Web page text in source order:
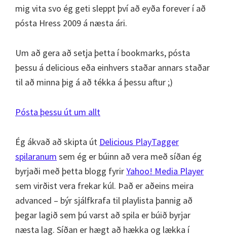
mig vita svo ég geti sleppt því að eyða forever í að
pósta Hress 2009 á næsta ári.
Um að gera að setja þetta í bookmarks, pósta
þessu á delicious eða einhvers staðar annars staðar
til að minna þig á að tékka á þessu aftur ;)
Pósta þessu út um allt
Ég ákvað að skipta út Delicious PlayTagger
spilaranum sem ég er búinn að vera með síðan ég
byrjaði með þetta blogg fyrirYahoo! Media Player
sem virðist vera frekar kúl. Það er aðeins meira
advanced – býr sjálfkrafa til playlista þannig að
þegar lagið sem þú varst að spila er búið byrjar
næsta lag. Síðan er hægt að hækka og lækka í